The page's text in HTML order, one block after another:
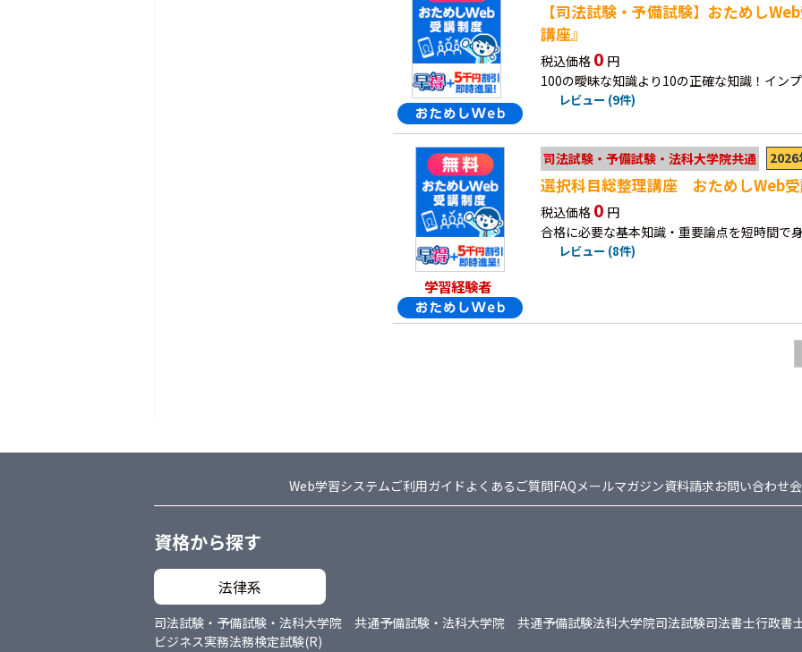
【司法試験・予備試験】おためし
講座』
税込価格 0 円
100の曖昧な知識より10の正確な知識！イン
レビュー (9件)
学習経験者
司法試験・予備試験・法科大学院共通 2026
選択科目総整理講座 おためしWeb
税込価格 0 円
合格に必要な基本知識・重要論点を短時間で
レビュー (8件)
Web学習システムご利用ガイド よくあるご質問FAQメールマガジン資料請求お問い合わせ
資格から探す
法律系
司法試験・予備試験・法科大学院 共通予備試験・法科大学院 共通予備試験法科大学院司法試験司法書士行政書
ビジネス実務法務検定試験(R)